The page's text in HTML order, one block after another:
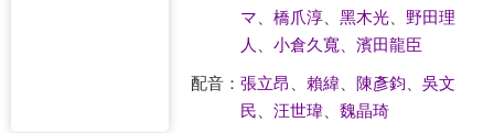
マ 橋爪淳、 黑木光、 野田理
人
小倉久寬 濱田龍臣
配音： 張立昂 賴緯、 陳彥鈞
吳文
民
汪世瑋、 魏晶琦